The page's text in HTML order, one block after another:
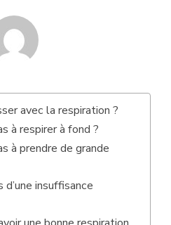
avec la respiration ?
à respirer à fond ?
à prendre de grande
insuffisance